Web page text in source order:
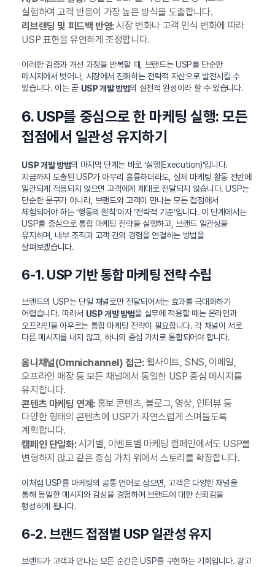
실험하여 고객 반응이 가장 높은 방식을 도출합니다.
리브랜딩 및 피드백 반영:시장 변화나 고객 인식 변화에 따라
USP 표현을 유연하게 조정합니다.
이러한 검증과 개선 과정을 반복할 때, 브랜드는 USP를 단순한
메시지에서 벗어나, 시장에서 진화하는 전략적 자산으로 발전시킬 수
있습니다. 이는 곧 USP 개발 방법의 실천적 완성이라 할 수 있습니다.
6. USP를 중심으로 한 마케팅 실행: 모든
접점에서 일관성 유지하기
USP 개발 방법의 마지막 단계는 바로 ‘실행(Execution)’입니다.
지금까지 도출된 USP가 아무리 훌륭하더라도, 실제 마케팅 활동 전반에
일관되게 적용되지 않으면 고객에게 제대로 전달되지 않습니다. USP는
단순한 문구가 아니라, 브랜드와 고객이 만나는 모든 접점에서
체험되어야 하는 ‘행동의 원칙’이자 ‘전략적 기준’입니다. 이 단계에서는
USP를 중심으로 통합 마케팅 전략을 실행하고, 브랜드 일관성을
유지하며, 내부 조직과 고객 간의 경험을 연결하는 방법을
살펴보겠습니다.
6-1. USP 기반 통합 마케팅 전략 수립
브랜드의 USP는 단일 채널로만 전달되어서는 효과를 극대화하기
어렵습니다. 따라서 USP 개발 방법을 실무에 적용할 때는 온라인과
오프라인을 아우르는 통합 마케팅 전략이 필요합니다. 각 채널이 서로
다른 메시지를 내지 않고, 하나의 중심 가치로 통합되어야 합니다.
옴니채널(Omnichannel) 접근:웹사이트, SNS, 이메일,
오프라인 매장 등 모든 채널에서 동일한 USP 중심 메시지를
유지합니다.
콘텐츠 마케팅 연계:홍보 콘텐츠, 블로그, 영상, 인터뷰 등
다양한 형태의 콘텐츠에 USP가 자연스럽게 스며들도록
계획합니다.
캠페인 단일화:시기별, 이벤트별 마케팅 캠페인에서도 USP를
변형하지 않고 같은 중심 가치 위에서 스토리를 확장합니다.
이처럼 USP를 마케팅의 공통 언어로 삼으면, 고객은 다양한 채널을
통해 동일한 메시지와 감성을 경험하며 브랜드에 대한 신뢰감을
형성하게 됩니다.
6-2. 브랜드 접점별 USP 일관성 유지
브랜드가 고객과 만나는 모든 순간은 USP를 구현하는 기회입니다. 광고